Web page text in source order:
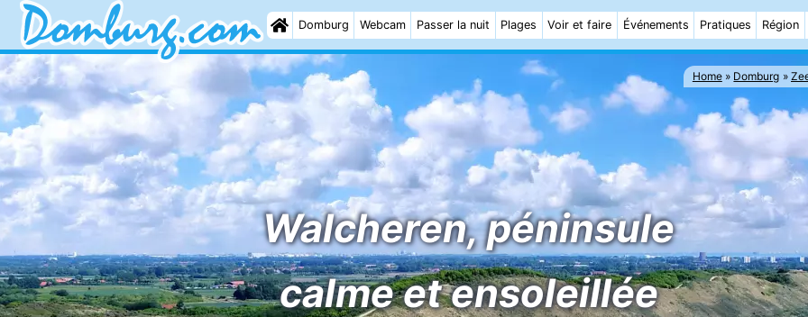
Domburg Webcam Passer la nuit Plages Voir et faire Événements Pratiques Région
Home Domburg
Walcheren, péninsule
calme et ensoleillée